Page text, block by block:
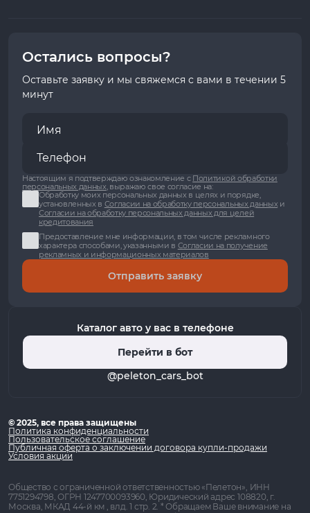
Остались вопросы?
Оставьте заявку и мы свяжемся с вами в течении 5
минут
Настоящим я подтверждаю ознакомление с Политикой обработки
персональных данных, выражаю свое согласие на:
Обработку моих персональных данных в целях и порядке,
установленных в Согласии на обработку персональных данныхи
Согласии на обработку персональных данных для целей
кредитования
Предоставление мне информации, в том числе рекламного
характера способами, указанными в Согласии на получение
рекламных и информационных материалов
Отправить заявку
Каталог авто у вас в телефоне
Перейти в бот
@peleton_cars_bot
© 2025, все права защищены
Политика конфиденциальности
Пользовательское соглашение
Публичная оферта о заключении договора купли-продажи
Условия акции
Общество с ограниченной ответственностью «Пелетон», ИНН
7751294798, ОГРН 1247700093960, Юридический адрес 108820, г.
Москва, МКАД 44-й км , влд. 1 стр. 2. * Обращаем Ваше внимание на